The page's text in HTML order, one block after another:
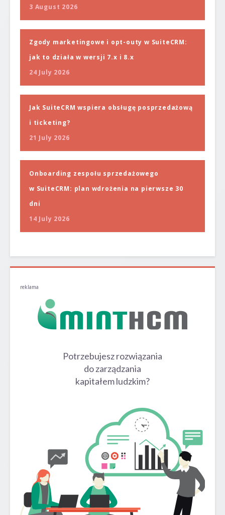
3 August 2026
Zgody marketingowe i opt-outy w SuiteCRM:
jak to działa w wersji 7.x i 8.x
24 July 2026
Jak SuiteCRM wspiera obsługę posprzedażową
i ticketing?
21 July 2026
Onboarding zespołu sprzedażowego
w SuiteCRM: plan wdrożenia na pierwsze 30
dni
14 July 2026
reklama
Potrzebujesz rozwiązania
do zarządzania
kapitałem ludzkim?